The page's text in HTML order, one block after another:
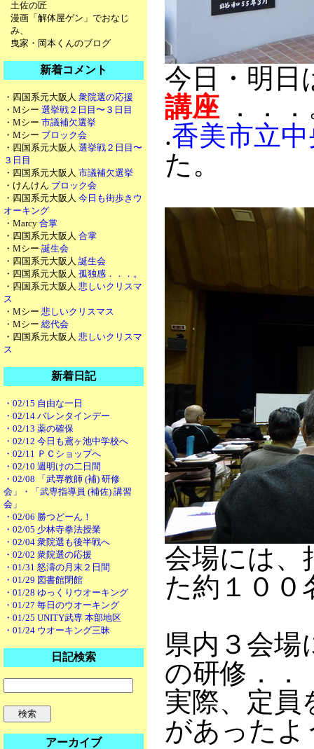
土佐の匠
漫画「解体屋ゲン」でおなじ
み、
曳家・岡本くんのブログ
新着コメント
・四国系元大阪人 衆院選の応援
・Mシー 選挙戦２日目〜３日目
・Mシー 市議補欠選挙
・Mシー ブロック会
・四国系元大阪人 選挙戦２日目〜
３日目
・四国系元大阪人 市議補欠選挙
・けんけん ブロック会
・四国系元大阪人 今日も街歩きウ
オーキング
・Marcy 合掌
・四国系元大阪人 合掌
・Mシー 誕生会
・四国系元大阪人 誕生会
・四国系元大阪人 孤独感．．．。
・四国系元大阪人 悲しいクリスマ
ス
・Mシー 悲しいクリスマス
・Mシー 総代会
・四国系元大阪人 悲しいクリスマ
ス
新着日記
・02/15 自由な一日
・02/14 バレンタインデー
・02/13 薬の確保
・02/12 今日も鳶ヶ池中学校へ
・02/11 ＰＣショップへ
・02/10 週明けの二日間
・02/08 「武専教師 (補) 研修
会」・「武専指導員 (補佐) 講習
会」
・02/06 勝つどーん！
・02/05 少林寺拳法授業
・02/04 衆院選も後半戦へ
・02/02 衆院選の応援
・01/31 怒濤の月末２日間
・01/29 図書館閉館
・01/28 ゆっくりウオーキング
・01/27 毎日のウオーキング
・01/25 UNITY武専 本部地区
・01/24 ウオーキング三昧
日記検索
アーカイブ
今日・明
講座 ．．
.香美市立
た。
会場には、
た約１００
県内３会場
の研修．．
実際、定員
があったよ